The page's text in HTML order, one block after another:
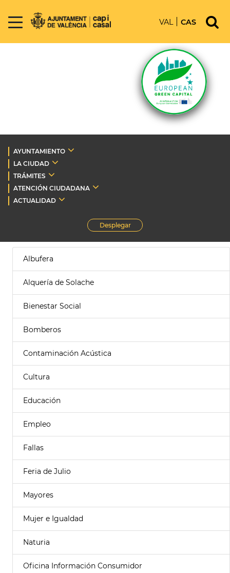
VAL CAS
AYUNTAMIENTO
LA CIUDAD
TRÁMITES
ATENCIÓN CIUDADANA
ACTUALIDAD
Desplegar
Albufera
Alquería de Solache
Bienestar Social
Bomberos
Contaminación Acústica
Cultura
Educación
Empleo
Fallas
Feria de Julio
Mayores
Mujer e Igualdad
Naturia
Oficina Información Consumidor